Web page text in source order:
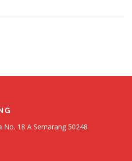
No. 18 A Semarang 50248